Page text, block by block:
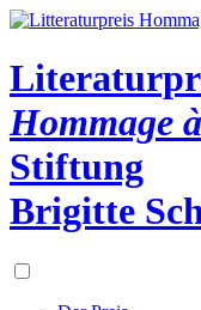
Hommage
Stiftung
Brigitte